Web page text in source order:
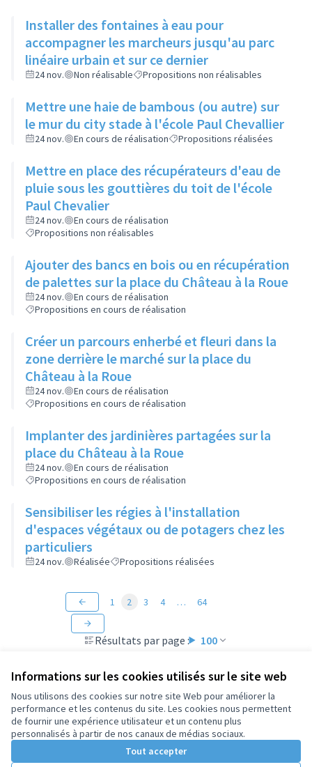
Informations sur les cookies utilisés sur le site web
Nous utilisons des cookies sur notre site Web pour améliorer la
performance et les contenus du site. Les cookies nous permettent
de fournir une expérience utilisateur et un contenu plus
personnalisés à partir de nos canaux de médias sociaux.
Tout accepter
Installer des fontaines à eau pour
accompagner les marcheurs jusqu'au parc
linéaire urbain et sur ce dernier
24 nov. Non réalisable Propositions non réalisables
Mettre une haie de bambous (ou autre) sur
le mur du city stade à l'école Paul Chevallier
24 nov. En cours de réalisation Propositions réalisées
Mettre en place des récupérateurs d'eau de
pluie sous les gouttières du toit de l'école
Paul Chevalier
24 nov.
En cours de réalisation
Propositions non réalisables
Ajouter des bancs en bois ou en récupération
de palettes sur la place du Château à la Roue
24 nov.
En cours de réalisation
Propositions en cours de réalisation
Créer un parcours enherbé et fleuri dans la
zone derrière le marché sur la place du
Château à la Roue
24 nov.
En cours de réalisation
Propositions en cours de réalisation
Implanter des jardinières partagées sur la
place du Château à la Roue
24 nov.
En cours de réalisation
Propositions en cours de réalisation
Sensibiliser les régies à l'installation
d'espaces végétaux ou de potagers chez les
particuliers
24 nov. Réalisée Propositions réalisées
Résultats par page : 100
1 2 3 4 … 64
Conditions d'utilisation
Paramètres des cookies